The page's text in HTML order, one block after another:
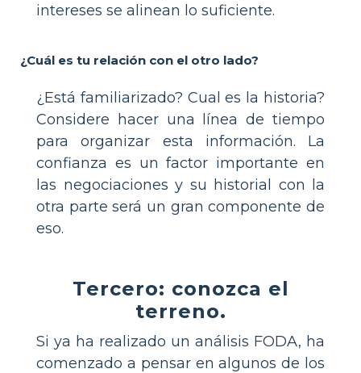
intereses se alinean lo suficiente.
¿Cuál es tu relación con el otro lado?
¿Está familiarizado? Cual es la historia?
Considere hacer una línea de tiempo
para organizar esta información. La
confianza es un factor importante en
las negociaciones y su historial con la
otra parte será un gran componente de
eso.
Tercero: conozca el
terreno.
Si ya ha realizado un análisis FODA, ha
comenzado a pensar en algunos de los